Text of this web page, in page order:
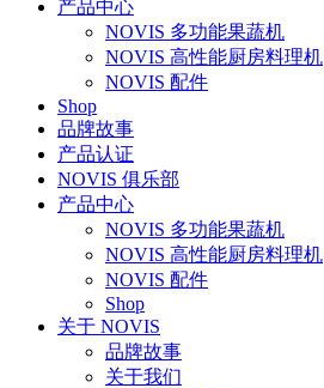
产品中心
NOVIS 多功能果蔬机
NOVIS 高性能厨房料理机
NOVIS 配件
Shop
品牌故事
产品认证
NOVIS 俱乐部
产品中心
NOVIS 多功能果蔬机
NOVIS 高性能厨房料理机
NOVIS 配件
Shop
关于 NOVIS
品牌故事
关于我们